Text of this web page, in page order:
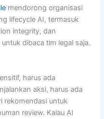
mendorong organisasi
lifecycle AI, termasuk
integrity, dan
dibaca tim legal saja.
harus ada
aksi, harus ada
rekomendasi untuk
review. Kalau AI